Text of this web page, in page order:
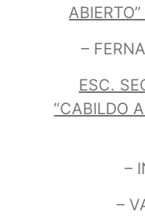
–
ESC.
“CABILDO
–
–